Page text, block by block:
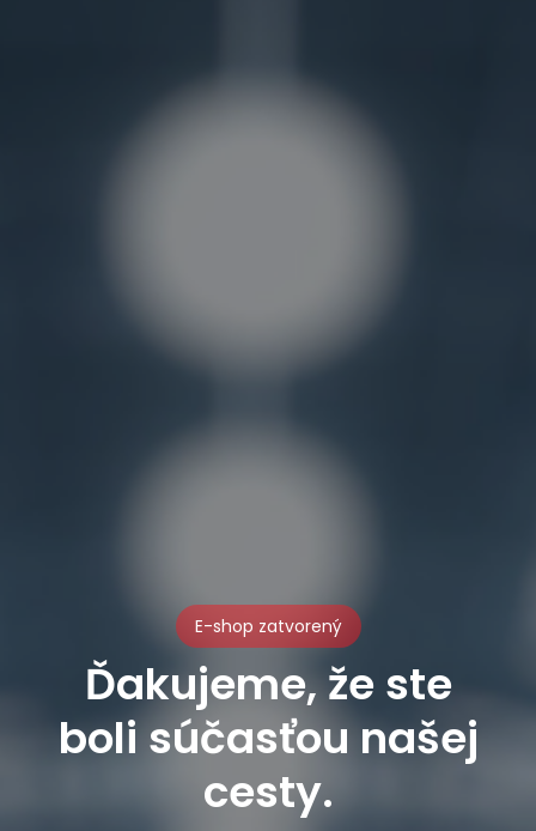
E-shop zatvorený
Ďakujeme, že ste
boli súčasťou našej
cesty.